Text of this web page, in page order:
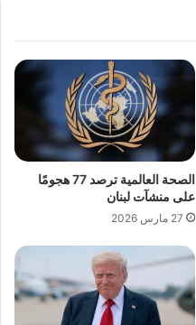
الصحة العالمية ترصد 77 هجومًا
على منشآت لبنان
27 مارس 2026